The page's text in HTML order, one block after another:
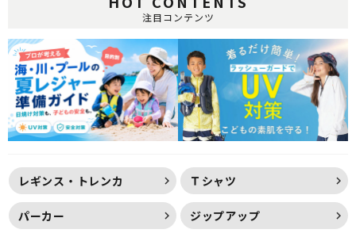
注目コンテンツ
レギンス・トレンカ Ｔシャツ
パーカー ジップアップ